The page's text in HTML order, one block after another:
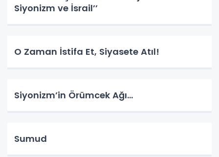
Siyonizm ve İsrail’’
O Zaman İstifa Et, Siyasete Atıl!
Siyonizm’in Örümcek Ağı…
Sumud